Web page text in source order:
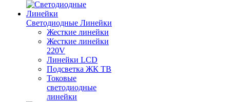
Светодиодные Линейки
Жесткие линейки
Жесткие линейки
220V
Линейки LCD
Подсветка ЖК ТВ
Токовые
светодиодные
линейки